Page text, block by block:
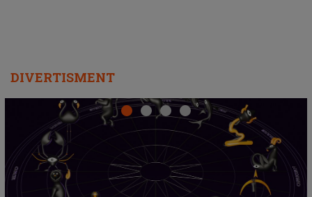
DIVERTISMENT